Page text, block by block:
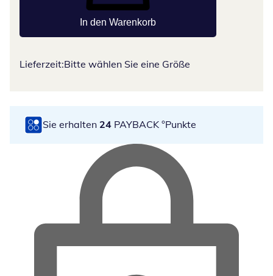
In den Warenkorb
Lieferzeit:Bitte wählen Sie eine Größe
Sie erhalten 24 PAYBACK °Punkte